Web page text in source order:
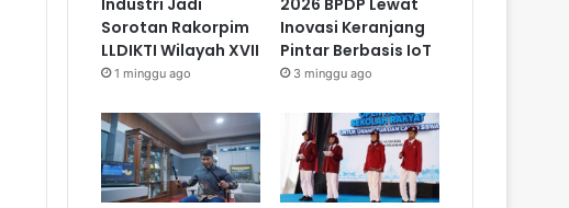
Industri Jadi
Sorotan Rakorpim
LLDIKTI Wilayah XVII
1 minggu ago
2026 BPDP Lewat
Inovasi Keranjang
Pintar Berbasis IoT
3 minggu ago